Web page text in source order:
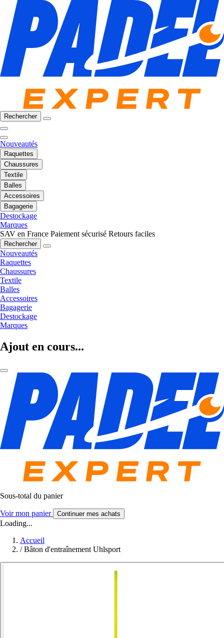
Rechercher
Nouveautés
Raquettes
Chaussures
Textile
Balles
Accessoires
Bagagerie
Destockage
Marques
SAV en France Paiement sécurisé Retours faciles
Rechercher
Nouveautés
Raquettes
Chaussures
Textile
Balles
Accessoires
Bagagerie
Destockage
Marques
Ajout en cours...
Sous-total du panier
Voir mon panier Continuer mes achats
Loading...
Accueil
/ Bâton d'entraînement Uhlsport